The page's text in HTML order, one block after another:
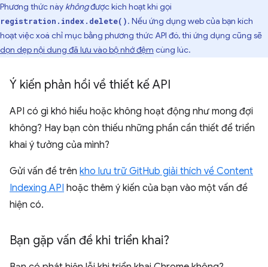
Phương thức này khôngđược kích hoạt khi gọi
registration.index.delete(). Nếu ứng dụng web của bạn kích
hoạt việc xoá chỉ mục bằng phương thức API đó, thì ứng dụng cũng sẽ
dọn dẹp nội dung đã lưu vào bộ nhớ đệm cùng lúc.
Ý kiến phản hồi về thiết kế API
API có gì khó hiểu hoặc không hoạt động như mong đợi
không? Hay bạn còn thiếu những phần cần thiết để triển
khai ý tưởng của mình?
Gửi vấn đề trên kho lưu trữ GitHub giải thích về Content
Indexing API hoặc thêm ý kiến của bạn vào một vấn đề
hiện có.
Bạn gặp vấn đề khi triển khai?